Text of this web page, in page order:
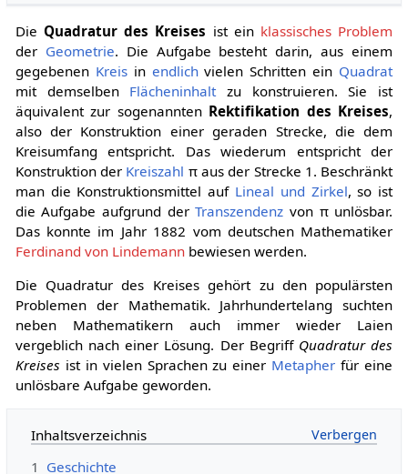
Die Quadratur des Kreises ist ein klassisches Problem
der Geometrie. Die Aufgabe besteht darin, aus einem
gegebenen Kreisin endlichvielen Schritten ein Quadrat
mit demselben Flächeninhalt zu konstruieren. Sie ist
äquivalent zur sogenannten Rektifikation des Kreises,
also der Konstruktion einer geraden Strecke, die dem
Kreisumfang entspricht. Das wiederum entspricht der
Konstruktion der Kreiszahl πaus der Strecke 1. Beschränkt
man die Konstruktionsmittel auf Lineal und Zirkel, so ist
die Aufgabe aufgrund derTranszendenz von πunlösbar.
Das konnte im Jahr 1882 vom deutschen Mathematiker
Ferdinand von Lindemannbewiesen werden.
Die Quadratur des Kreises gehört zu den populärsten
Problemen der Mathematik. Jahrhundertelang suchten
neben Mathematikern auch immer wieder Laien
vergeblich nach einer Lösung. Der Begriff Quadratur des
Kreises ist in vielen Sprachen zu einer Metapher für eine
unlösbare Aufgabe geworden.
Inhaltsverzeichnis
1 Geschichte